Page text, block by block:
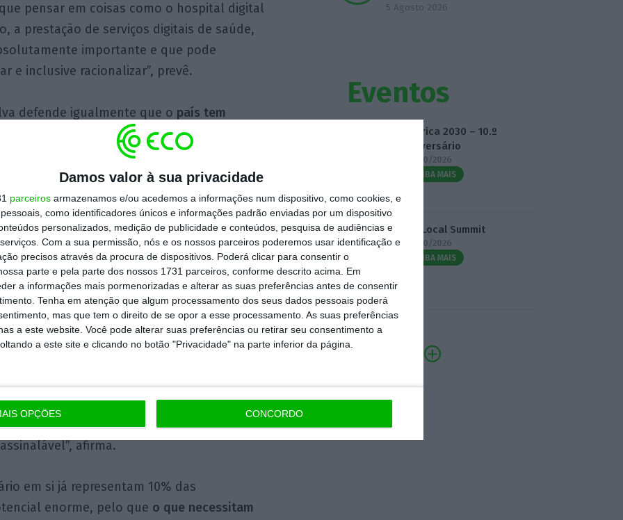
Damos valor à sua privacidade
parceiros armazenamos e/ou acedemos a informações num dispositivo, como cookies, e
como identificadores únicos e informações padrão enviadas por um dispositivo
personalizados, medição de publicidade e conteúdos, pesquisa de audiências e
Com a sua permissão, nós e os nossos parceiros poderemos usar identificação e
precisos através da procura de dispositivos. Poderá clicar para consentir o
parte e pela parte dos nossos 1731 parceiros, conforme descrito acima. Em
a informações mais pormenorizadas e alterar as suas preferências antes de consentir
Tenha em atenção que algum processamento dos seus dados pessoais poderá
mas que tem o direito de se opor a esse processamento. As suas preferências
a este website. Você pode alterar suas preferências ou retirar seu consentimento a
a este site e clicando no botão "Privacidade" na parte inferior da página.
OPÇÕES CONCORDO
pensar em coisas como o hospital digital
a prestação de serviços digitais de saúde,
importante e que pode
e inclusive racionalizar”, prevê.
defende igualmente que o país tem
Europa de medicamentos”.
química fina, da fermentação
para os medicamentos, tem
dos produtos farmacêuticos e, portanto, se
industrial e ajudar os decisores
mudar completamente um setor
garante.
presidente da CNA considera que se deve
energética, na descarbonização, na
– “mas sem deixar de olhar para
(…) para o calçado, para o têxtil, para o
afirma.
em si já representam 10% das
enorme, pelo que o que necessitam
5 Agosto 2026
Eventos
Fábrica 2030 – 10.º
Aniversário
14/10/2026
SAIBA MAIS
3.º Local Summit
07/10/2026
SAIBA MAIS